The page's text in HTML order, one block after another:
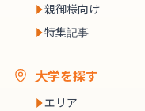
親御様向け
特集記事
大学を探す
エリア